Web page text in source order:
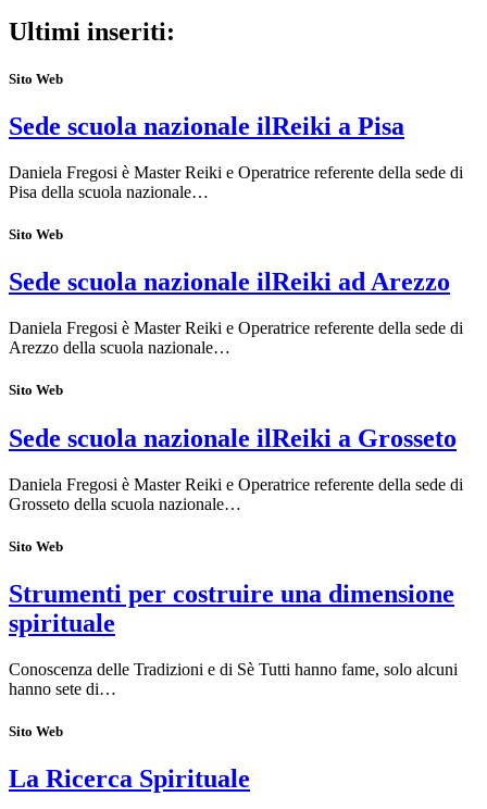
Ultimi inseriti:
Sito Web
Sede scuola nazionale ilReiki a Pisa
Daniela Fregosi è Master Reiki e Operatrice referente della sede di
Pisa della scuola nazionale…
Sito Web
Sede scuola nazionale ilReiki ad Arezzo
Daniela Fregosi è Master Reiki e Operatrice referente della sede di
Arezzo della scuola nazionale…
Sito Web
Sede scuola nazionale ilReiki a Grosseto
Daniela Fregosi è Master Reiki e Operatrice referente della sede di
Grosseto della scuola nazionale…
Sito Web
Strumenti per costruire una dimensione
spirituale
Conoscenza delle Tradizioni e di Sè Tutti hanno fame, solo alcuni
hanno sete di…
Sito Web
La Ricerca Spirituale